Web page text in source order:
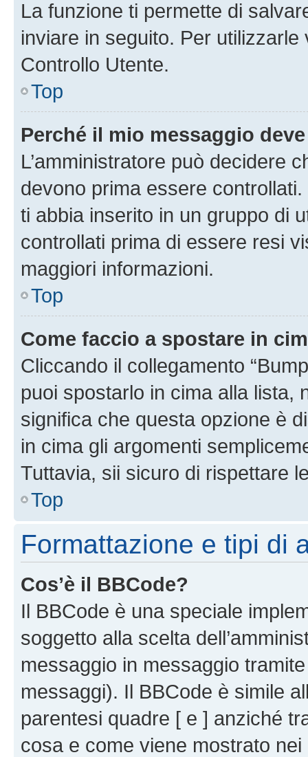
La funzione ti permette di
inviare in seguito. Per utilizzarle
Controllo Utente.
Top
Perché il mio messaggio
L’amministratore può decidere
devono prima essere
ti abbia inserito in un gruppo di
controllati prima di essere resi
maggiori informazioni.
Top
Come faccio a spostare in
Cliccando il collegamento
puoi spostarlo in cima alla lista,
significa che questa opzione è
in cima gli argomenti
Tuttavia, sii sicuro di rispettare
Top
Formattazione e tipi di
Cos’è il BBCode?
Il BBCode è una speciale
soggetto alla scelta
messaggio in messaggio
messaggi). Il BBCode è simile
parentesi quadre [ e ] anziché
cosa e come viene mostrato